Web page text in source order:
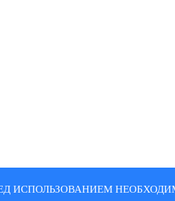
ИСПОЛЬЗОВАНИЕМ